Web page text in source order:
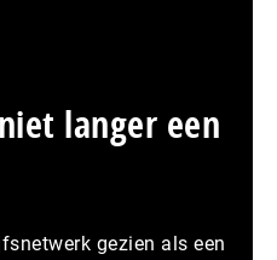
langer een
gezien als een